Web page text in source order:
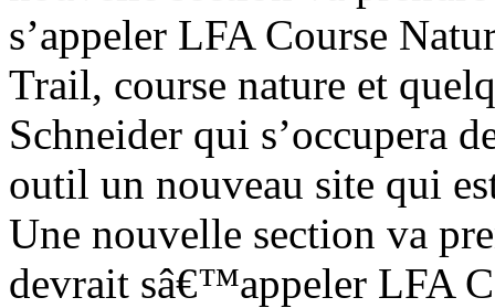
s’appeler LFA Course
Trail, course nature et
Schneider qui s’occupera
outil un nouveau site qui
Une nouvelle section va
devrait sâ€™appeler LFA